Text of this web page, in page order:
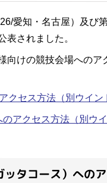
愛知・名古屋）及び
表されました。
向けの競技会場への
クセス方法 （別ウイン
のアクセス方法 （別ウ
タコース）への